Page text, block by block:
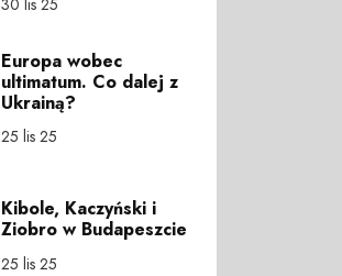
Europa wobec
ultimatum. Co dalej z
Ukrainą?
25 lis 25
Kibole, Kaczyński i
Ziobro w Budapeszcie
25 lis 25